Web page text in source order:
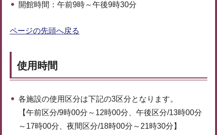
開館時間：午前9時～午後9時30分
ページの先頭へ戻る
使用時間
各施設の使用区分は下記の3区分となります。
【午前区分/9時00分～12時00分、午後区分/13時00分
～17時00分、夜間区分/18時00分～21時30分】